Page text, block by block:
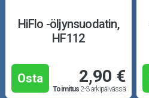
HiFlo -öljynsuodatin,
HF112
Osta 2,90 €
Toimitus 2-3 arkipäivässä